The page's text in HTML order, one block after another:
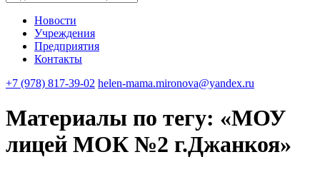
Новости
Учреждения
Предприятия
Контакты
+7 (978) 817-39-02 helen-mama.mironova@yandex.ru
Материалы по тегу: «МОУ
лицей МОК №2 г.Джанкоя»